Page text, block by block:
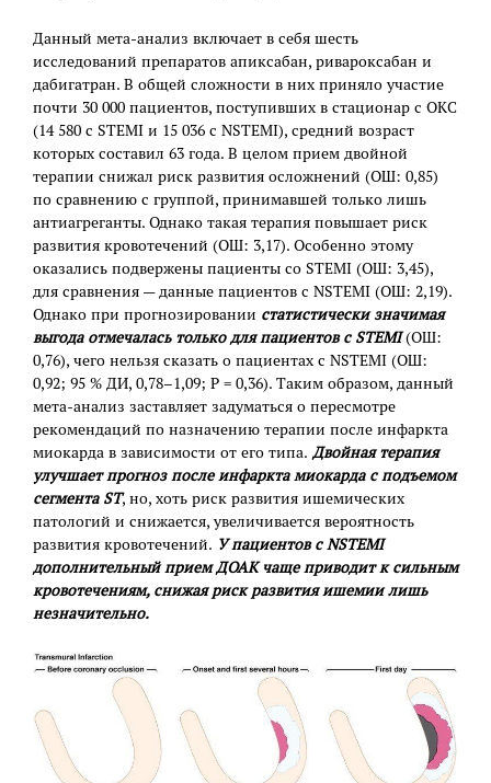
Данный мета-анализ включает в себя шесть
исследований препаратов апиксабан, ривароксабан и
дабигатран. В общей сложности в них приняло участие
почти 30 000 пациентов, поступивших в стационар с ОКС
(14 580 c STEMI и 15 036 c NSTEMI), средний возраст
которых составил 63 года. В целом прием двойной
терапии снижал риск развития осложнений (ОШ: 0,85)
по сравнению с группой, принимавшей только лишь
антиагреганты. Однако такая терапия повышает риск
развития кровотечений (ОШ: 3,17). Особенно этому
оказались подвержены пациенты со STEMI (ОШ: 3,45),
для сравнения — данные пациентов с NSTEMI (ОШ: 2,19).
Однако при прогнозировании статистически значимая
выгода отмечалась только для пациентов с STEMI(ОШ:
0,76), чего нельзя сказать о пациентах с NSTEMI (ОШ:
0,92; 95 % ДИ, 0,78–1,09; P = 0,36). Таким образом, данный
мета-анализ заставляет задуматься о пересмотре
рекомендаций по назначению терапии после инфаркта
миокарда в зависимости от его типа. Двойная терапия
улучшает прогноз после инфаркта миокарда с подъемом
сегмента ST, но, хоть риск развития ишемических
патологий и снижается, увеличивается вероятность
развития кровотечений. У пациентов с NSTEMI
дополнительный прием ДОАК чаще приводит к сильным
кровотечениям, снижая риск развития ишемии лишь
незначительно.